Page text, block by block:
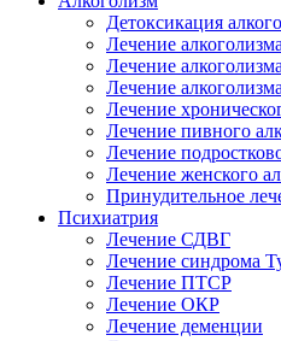
Детоксикация
Лечение
Лечение
Лечение
Лечение
Лечение пивного
Лечение
Лечение женского
Принудительное
Психиатрия
Лечение СДВГ
Лечение синдрома
Лечение ПТСР
Лечение ОКР
Лечение деменции